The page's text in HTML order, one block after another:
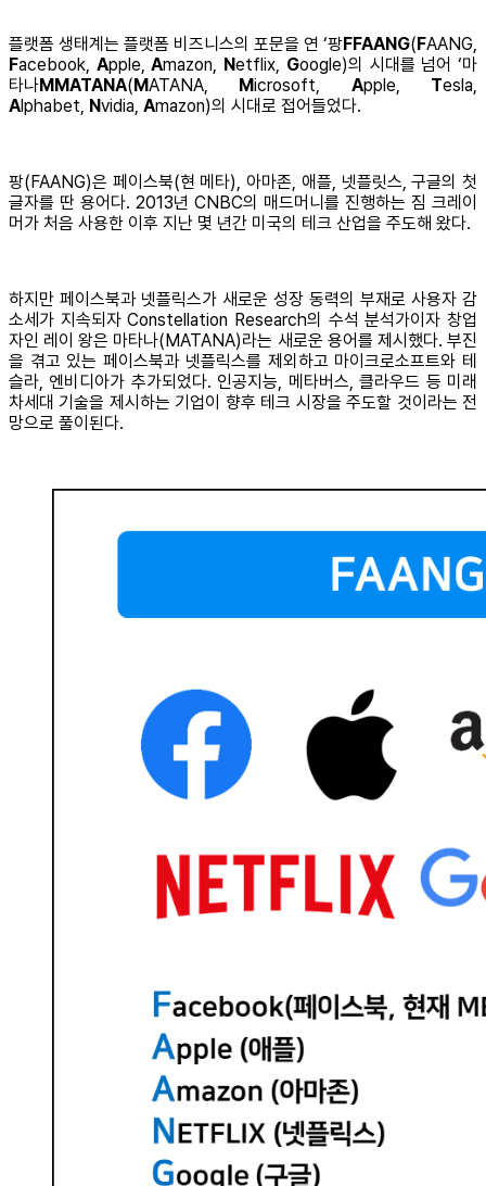
플랫폼 생태계는 플랫폼 비즈니스의 포문을 연 ‘팡FFAANG( FAANG,
Facebook, Apple,Amazon, Netflix, Google)의 시대를 넘어 ‘마
타나MMATANA( MATANA, Microsoft, Apple, Tesla,
Alphabet, Nvidia, Amazon)의 시대로 접어들었다.
팡(FAANG)은 페이스북(현 메타), 아마존, 애플, 넷플릿스, 구글의 첫
글자를 딴 용어다. 2013년 CNBC의 매드머니를 진행하는 짐 크레이
머가 처음 사용한 이후 지난 몇 년간 미국의 테크 산업을 주도해 왔다.
하지만 페이스북과 넷플릭스가 새로운 성장 동력의 부재로 사용자 감
소세가 지속되자 Constellation Research의 수석 분석가이자 창업
자인 레이 왕은 마타나(MATANA)라는 새로운 용어를 제시했다. 부진
을 겪고 있는 페이스북과 넷플릭스를 제외하고 마이크로소프트와 테
슬라, 엔비디아가 추가되었다. 인공지능, 메타버스, 클라우드 등 미래
차세대 기술을 제시하는 기업이 향후 테크 시장을 주도할 것이라는 전
망으로 풀이된다.